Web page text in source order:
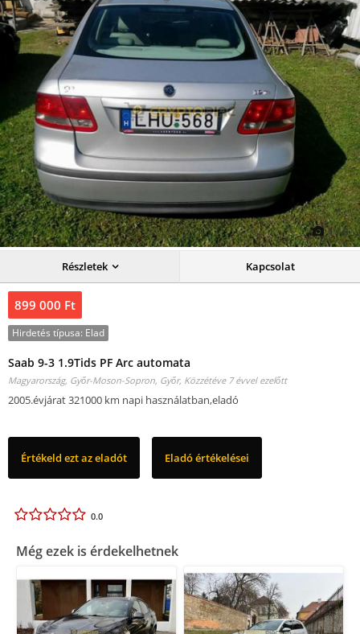
1/6
Részletek Kapcsolat
899 000 Ft
Hirdetés típusa: Elad
Saab 9-3 1.9Tids PF Arc automata
Magyarország, Győr-Moson-Sopron, Győr, Közzétéve 7 évvel ezelőtt
2005.évjárat 321000 km napi használatban,eladó
Értékeld ezt az eladót Eladó értékelései
0.0
Még ezek is érdekelhetnek